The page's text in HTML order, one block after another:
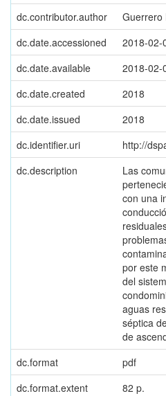
dc.contributor.author
Guerrero
dc.date.accessioned
2018-02-
dc.date.available
2018-02-
dc.date.created
2018
dc.date.issued
2018
dc.identifier.uri
http://
dc.description
Las
con una
por este
del
aguas
séptica
de
dc.format
pdf
dc.format.extent
82 p.